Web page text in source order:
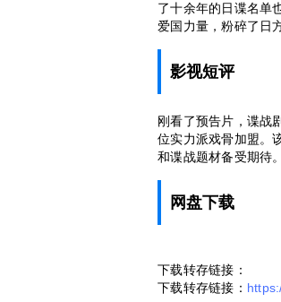
了十余年的日谍名单
爱国力量，粉碎了日
影视短评
刚看了预告片，谍战
位实力派戏骨加盟。
和谍战题材备受期待
网盘下载
下载转存链接：
下载转存链接：